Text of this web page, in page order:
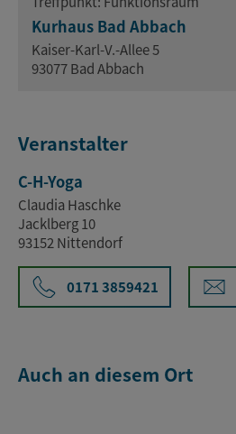
Kurhaus Bad Abbach
Kaiser-Karl-V.-Allee 5
93077 Bad Abbach
Veranstalter
C-H-Yoga
Claudia Haschke
Jacklberg 10
93152 Nittendorf
0171 3859421
Auch an diesem Ort